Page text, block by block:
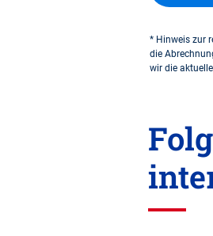
* Hinweis zur
die
wir die